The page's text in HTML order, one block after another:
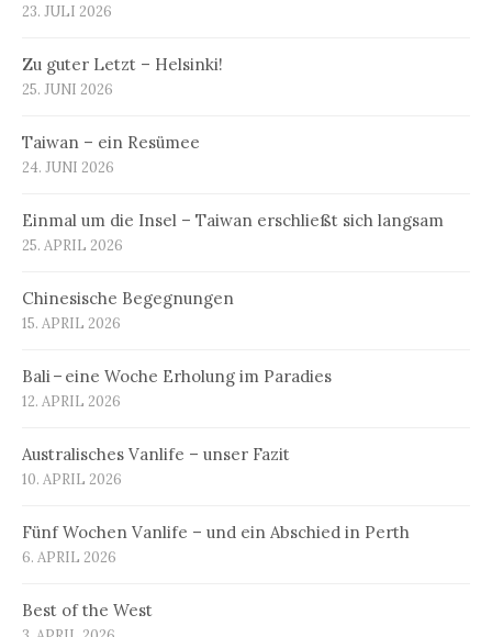
23. JULI 2026
Zu guter Letzt – Helsinki!
25. JUNI 2026
Taiwan – ein Resümee
24. JUNI 2026
Einmal um die Insel – Taiwan erschließt sich langsam
25. APRIL 2026
Chinesische Begegnungen
15. APRIL 2026
Bali – eine Woche Erholung im Paradies
12. APRIL 2026
Australisches Vanlife – unser Fazit
10. APRIL 2026
Fünf Wochen Vanlife – und ein Abschied in Perth
6. APRIL 2026
Best of the West